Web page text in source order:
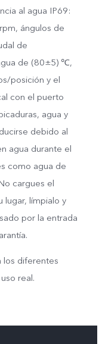
al agua IP69:
ángulos de
de
de (80±5) ℃,
posición y el
con el puerto
agua y
debido al
agua durante el
como agua de
cargues el
límpialo y
por la entrada
los diferentes
real.